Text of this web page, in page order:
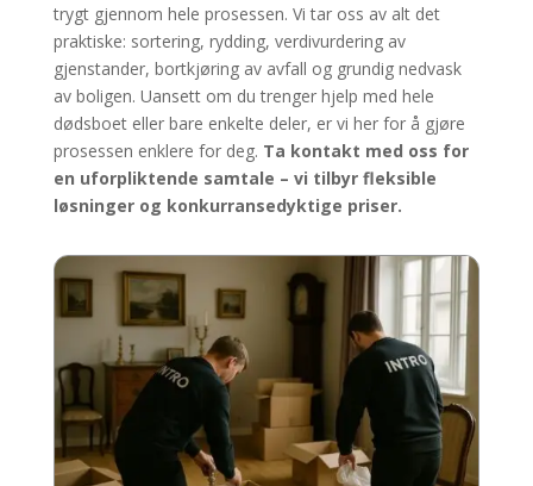
trygt gjennom hele prosessen. Vi tar oss av alt det
praktiske: sortering, rydding, verdivurdering av
gjenstander, bortkjøring av avfall og grundig nedvask
av boligen. Uansett om du trenger hjelp med hele
dødsboet eller bare enkelte deler, er vi her for å gjøre
prosessen enklere for deg. Ta kontakt med oss for
en uforpliktende samtale – vi tilbyr fleksible
løsninger og konkurransedyktige priser.